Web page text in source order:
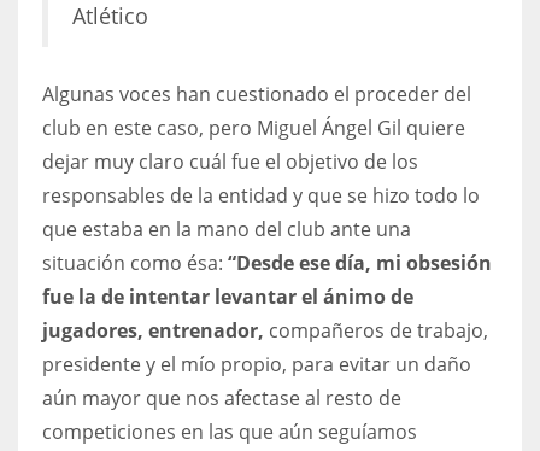
Atlético
Algunas voces han cuestionado el proceder del
club en este caso, pero Miguel Ángel Gil quiere
dejar muy claro cuál fue el objetivo de los
responsables de la entidad y que se hizo todo lo
que estaba en la mano del club ante una
situación como ésa: “Desde ese día, mi obsesión
fue la de intentar levantar el ánimo de
jugadores, entrenador, compañeros de trabajo,
presidente y el mío propio, para evitar un daño
aún mayor que nos afectase al resto de
competiciones en las que aún seguíamos